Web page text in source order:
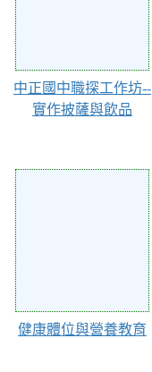
中正國中職探工作坊--
實作披薩與飲品
健康體位與營養教育